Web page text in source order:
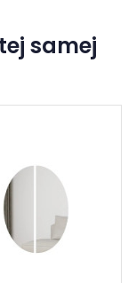
samej